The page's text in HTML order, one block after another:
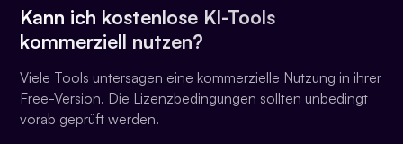
Kann ich kostenlose KI-Tools
kommerziell nutzen?
Viele Tools untersagen eine kommerzielle Nutzung in ihrer
Free-Version. Die Lizenzbedingungen sollten unbedingt
vorab geprüft werden.